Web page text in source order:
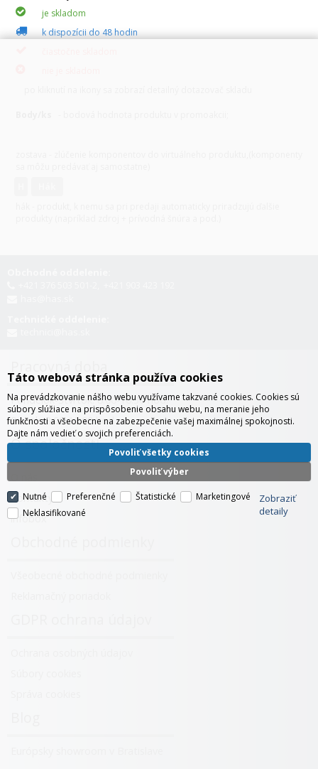
je skladom
k dispozícii do 48 hodin
Pondelok-Štvrtok: 8:00-16:30 hod.
Piatok: 8:00-12:00 hod.
O spoločnosti
Kontakty
infobox
Táto webová stránka používa cookies
Na prevádzkovanie nášho webu využívame takzvané cookies. Cookies sú
súbory slúžiace na prispôsobenie obsahu webu, na meranie jeho
funkčnosti a všeobecne na zabezpečenie vašej maximálnej spokojnosti.
Dajte nám vedieť o svojich preferenciách.
Povoliť výber
Povoliť všetky cookies
Nutné Preferenčné Štatistické
Marketingové
Neklasifikované
Zobraziť
detaily